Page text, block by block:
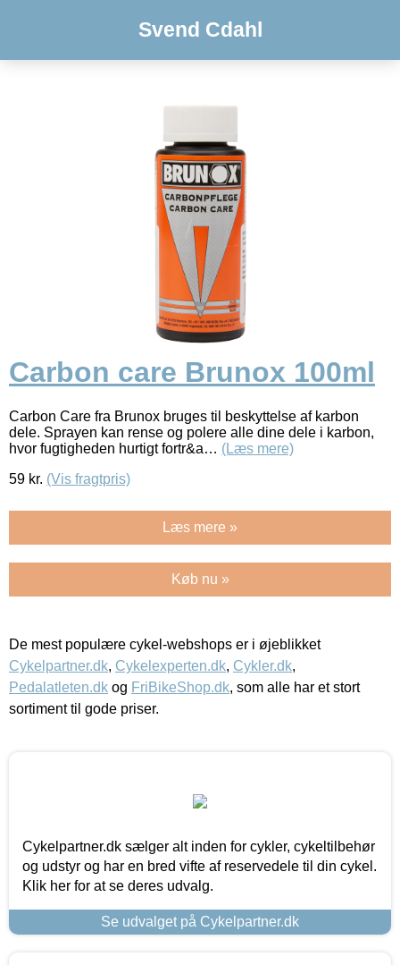
Svend Cdahl
Carbon care Brunox 100ml
Carbon Care fra Brunox bruges til beskyttelse af karbon
dele. Sprayen kan rense og polere alle dine dele i karbon,
hvor fugtigheden hurtigt fortr&a… (Læs mere)
59 kr. (Vis fragtpris)
Læs mere »
Køb nu »
De mest populære cykel-webshops er i øjeblikket
Cykelpartner.dk, Cykelexperten.dk, Cykler.dk,
Pedalatleten.dk og FriBikeShop.dk, som alle har et stort
sortiment til gode priser.
Cykelpartner.dk sælger alt inden for cykler, cykeltilbehør
og udstyr og har en bred vifte af reservedele til din cykel.
Klik her for at se deres udvalg.
Se udvalget på Cykelpartner.dk